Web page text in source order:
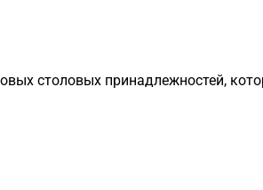
столовых принадлежностей,